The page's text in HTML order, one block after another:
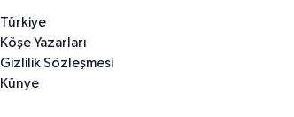
Türkiye
Köşe Yazarları
Gizlilik Sözleşmesi
Künye